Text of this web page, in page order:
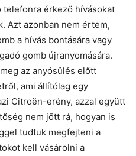
érkező hívásokat
Azt azonban nem értem,
a hívás bontására vagy
gomb újranyomására.
az anyósülés előtt
ami állítólag egy
­Citroën-erény, azzal együtt
nem jött rá, hogyan is
tudtuk megfejteni a
kell vásárolni a